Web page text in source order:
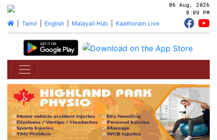
06 Aug, 2026
8:09 PM
| Tamil English| Malayali Hub Kaathoram Live